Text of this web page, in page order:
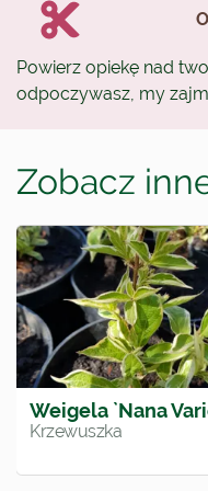
Powierz opiekę nad
odpoczywasz, my
Zobacz
Weigela `Nana
Krzewuszka